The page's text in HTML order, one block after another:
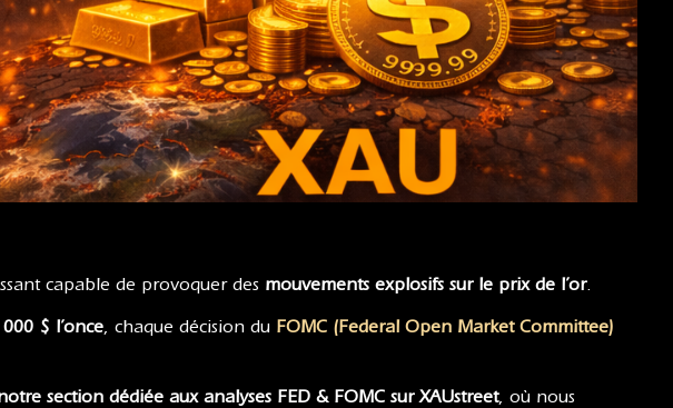
capable de provoquer des mouvements explosifs sur le prix de l’or.
000 $ l’once, chaque décision du FOMC (Federal Open Market Committee)
section dédiée aux analyses FED & FOMC sur XAUstreet, où nous